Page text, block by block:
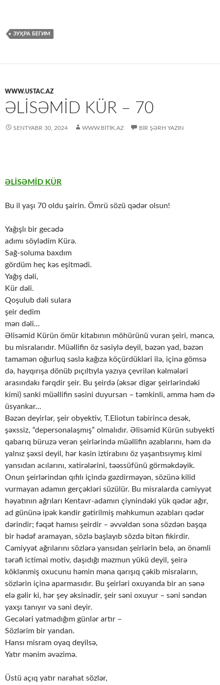
ЗУҲРА БЕГИМ
WWW.USTAC.AZ
ƏLISƏMID KÜR – 70
SENTYABR 30, 2024 WWW.BITIK.AZ BIR ŞƏRH YAZIN
ƏLİSƏMİD KÜR
Bu il yaşı 70 oldu şairin. Ömrü sözü qədər olsun!
Yağışlı bir gecədə
adımı söylədim Kürə.
Sağ-soluma baxdım
gördüm heç kəs eşitmədi.
Yağış dəli,
Kür dəli.
Qoşulub dəli sulara
şeir dedim
mən dəli…
Əlisəmid Kürün ömür kitabının möhürünü vuran şeiri, məncə,
bu misralarıdır. Müəllifin öz səsiylə deyil, bəzən yad, bəzən
tamamən oğurluq səslə kağıza köçürdükləri ilə, içinə gömsə
də, hayqırışa dönüb pıçıltıyla yazıya çevrilən kəlmələri
arasındakı fərqdir şeir. Bu şeirdə (əksər digər şeirlərindəki
kimi) sanki müəllifin səsini duyursan – təmkinli, amma həm də
üsyankar…
Bəzən deyirlər, şeir obyektiv, T.Eliotun təbirincə desək,
şəxssiz, “depersonalaşmış” olmalıdır. Əlisəmid Kürün subyekti
qabarıq büruzə verən şeirlərində müəllifin əzablarını, həm də
yalnız şəxsi deyil, hər kəsin iztirabını öz yaşantısıymış kimi
yansıdan acılarını, xatirələrini, təəssüfünü görməkdəyik.
Onun şeirlərindən qıfılı içində gəzdirməyən, sözünə kilid
vurmayan adamın gerçəkləri süzülür. Bu misralarda cəmiyyət
həyatının ağrıları Kentavr-adamın çiynindəki yük qədər ağır,
ad gününə ipək kəndir gətirilmiş məhkumun əzabları qədər
dərindir; fəqət hamısı şeirdir – əvvəldən sona sözdən başqa
bir hədəf aramayan, sözlə başlayıb sözdə bitən fikirdir.
Cəmiyyət ağrılarını sözlərə yansıdan şeirlərin belə, ən önəmli
tərəfi ictimai motiv, daşıdığı məzmun yükü deyil, şeirə
köklənmiş oxucunu həmin məna qarışıq çəkib misraların,
sözlərin içinə aparmasıdır. Bu şeirləri oxuyanda bir an sənə
elə gəlir ki, hər şey əksinədir, şeir səni oxuyur – səni səndən
yaxşı tanıyır və səni deyir.
Gecələri yatmadığım günlər artır –
Sözlərim bir yandan.
Hansı misram oyaq deyilsə,
Yatır mənim əvəzimə.
Üstü açıq yatır narahat sözlər,